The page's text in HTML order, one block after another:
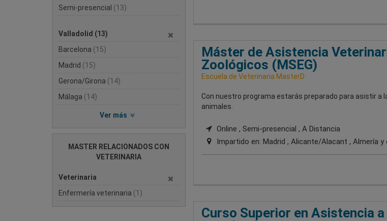
Semi-presencial (13)
Valladolid (13)
Barcelona (15)
Madrid (15)
Gerona/Girona (14)
Málaga (14)
Ver más
MASTER RELACIONADOS CON
VETERINARIA
Veterinaria
Enfermería veterinaria (1)
Máster de Asistencia
Zoológicos (MSEG)
Escuela de Veterinaria MasterD
Con nuestro programa estarás preparado para asistir a
animales.
Online , Semi-presencial , A Distancia
Impartido en: Madrid , Alicante/Alacant , Almería y
Curso Superior en Asistencia